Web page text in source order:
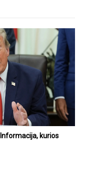
kurios